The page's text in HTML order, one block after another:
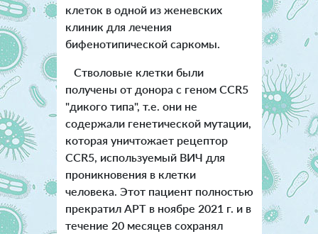
клеток в одной из женевских
клиник для лечения
бифенотипической саркомы.
Стволовые клетки были
получены от донора с геном CCR5
"дикого типа", т.е. они не
содержали генетической мутации,
которая уничтожает рецептор
CCR5, используемый ВИЧ для
проникновения в клетки
человека. Этот пациент полностью
прекратил АРТ в ноябре 2021 г. и в
течение 20 месяцев сохранял